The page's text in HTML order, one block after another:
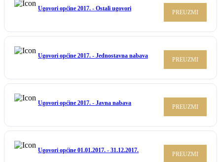
Ugovori općine 2017. - Ostali ugovori
PREUZMI
Ugovori općine 2017. - Jednostavna nabava
PREUZMI
Ugovori općine 2017. - Javna nabava
PREUZMI
Ugovori općine 01.01.2017. - 31.12.2017.
PREUZMI